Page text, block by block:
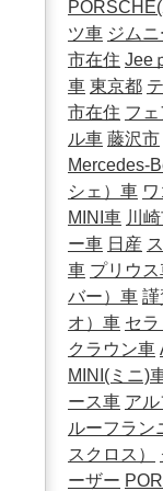
ツ車 ジム
市在住 Jee
車 東京都
市在住 フ
ル車 藤沢市
Mercedes-
シェ）車
MINI車 川
ー車 日産
車 プリウス
バー）車 謹
オ）車 セ
クラウン車
MINI(ミニ)
ース車 ア
ルーフラン
スクロス）
ーザー